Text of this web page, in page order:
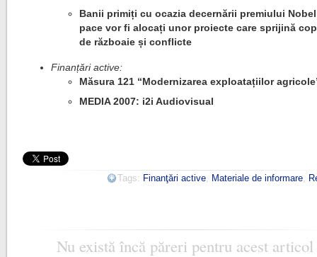
Banii primiți cu ocazia decernării premiului
pace vor fi alocați unor proiecte care sprijină
de războaie și conflicte
Finanțări active:
Măsura 121 “Modernizarea exploatațiilor
MEDIA 2007: i2i Audiovisual
Tags: Finanţări active, Materiale de informare,
Nu există încă păreri pentru acest articol